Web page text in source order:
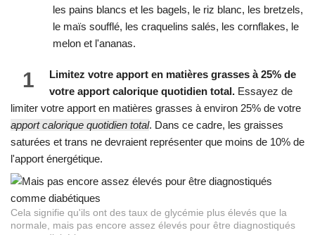
les pains blancs et les bagels, le riz blanc, les bretzels,
le maïs soufflé, les craquelins salés, les cornflakes, le
melon et l'ananas.
1
Limitez votre apport en matières grasses à 25% de
votre apport calorique quotidien total. Essayez de
limiter votre apport en matières grasses à environ 25% de votre
apport calorique quotidien total. Dans ce cadre, les graisses
saturées et trans ne devraient représenter que moins de 10% de
l'apport énergétique.
Cela signifie qu'ils ont des taux de glycémie plus élevés que la
normale, mais pas encore assez élevés pour être diagnostiqués